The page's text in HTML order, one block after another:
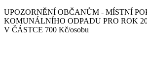
UPOZORNĚNÍ OBČANŮM - MÍSTNÍ
KOMUNÁLNÍHO ODPADU PRO ROK
V ČÁSTCE 700 Kč/osobu